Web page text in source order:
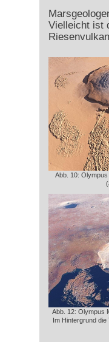
Vielleicht ist
Abb. 10:
Abb. 12: Olympus
Im Hintergrund